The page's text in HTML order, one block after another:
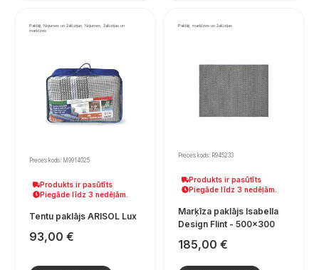
Paklāji, Nojumes un žalūzijas, Nojumes, žalūzijas un
markīzes
Preces kods: M9914025
Produkts ir pasūtīts
Piegāde līdz 3 nedēļām.
Tentu paklājs ARISOL Lux
93,00 €
Paklāji, markīzes un žalūzijas
Preces kods: R945233
Produkts ir pasūtīts
Piegāde līdz 3 nedēļām.
Marķīza paklājs Isabella
Design Flint - 500×300
185,00 €